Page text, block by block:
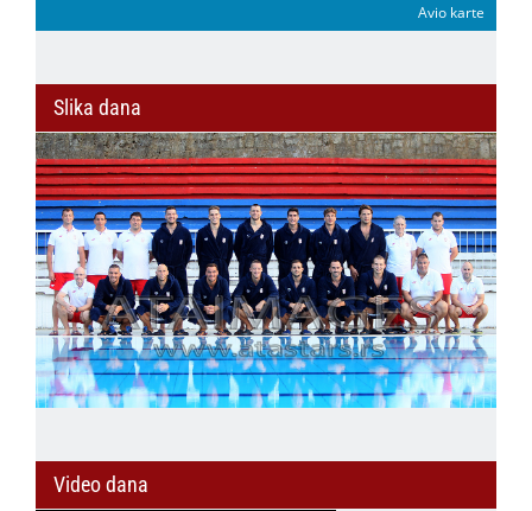
Avio karte
Slika dana
Video dana